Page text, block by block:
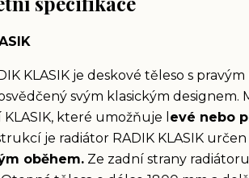
KLASIK je deskové těleso s
svým klasickým designem.
které umožňuje l evé nebo
je radiátor RADIK KLASIK určen
oběhem. Ze zadní strany